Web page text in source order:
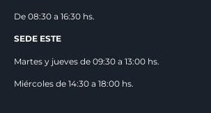
De 08:30 a 16:30 hs.
SEDE ESTE
Martes y jueves de 09:30 a 13:00 hs.
Miércoles de 14:30 a 18:00 hs.